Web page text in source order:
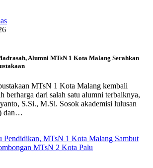
Alumni MTsN 1 Kota Malang Serahkan
MTsN 1 Kota Malang kembali
berharga dari salah satu alumni terbaiknya,
S.Si., M.Si. Sosok akademisi lulusan
dan…